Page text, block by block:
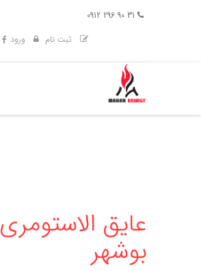
ثبت نام
ورود
عایق الاستومری
بوشهر